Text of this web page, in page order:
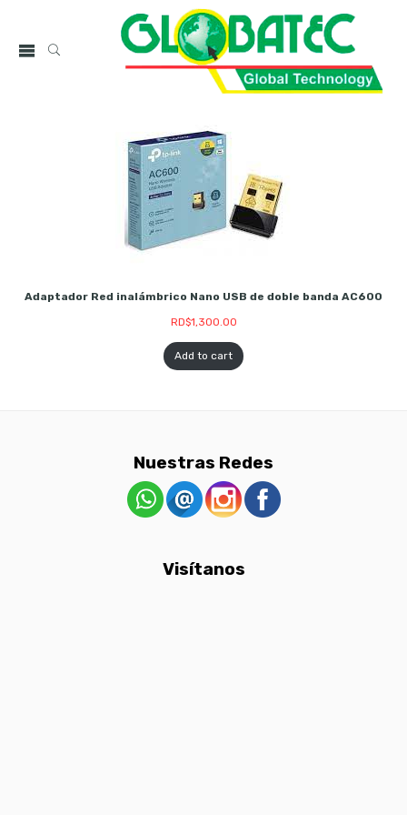
Adaptador Red inalámbrico Nano USB de doble banda AC600
RD$1,300.00
Add to cart
Nuestras Redes
Visítanos